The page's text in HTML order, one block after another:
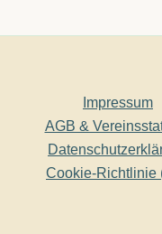
Impressum
AGB &
Cookie-Richtlinie